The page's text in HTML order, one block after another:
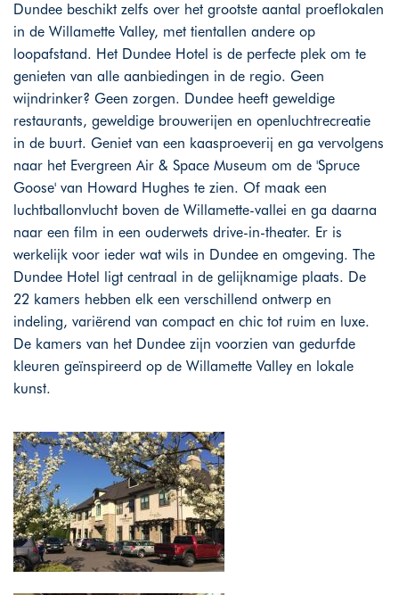
Dundee beschikt zelfs over het grootste aantal proeflokalen
in de Willamette Valley, met tientallen andere op
loopafstand. Het Dundee Hotel is de perfecte plek om te
genieten van alle aanbiedingen in de regio. Geen
wijndrinker? Geen zorgen. Dundee heeft geweldige
restaurants, geweldige brouwerijen en openluchtrecreatie
in de buurt. Geniet van een kaasproeverij en ga vervolgens
naar het Evergreen Air & Space Museum om de 'Spruce
Goose' van Howard Hughes te zien. Of maak een
luchtballonvlucht boven de Willamette-vallei en ga daarna
naar een film in een ouderwets drive-in-theater. Er is
werkelijk voor ieder wat wils in Dundee en omgeving. The
Dundee Hotel ligt centraal in de gelijknamige plaats. De
22 kamers hebben elk een verschillend ontwerp en
indeling, variërend van compact en chic tot ruim en luxe.
De kamers van het Dundee zijn voorzien van gedurfde
kleuren geïnspireerd op de Willamette Valley en lokale
kunst.